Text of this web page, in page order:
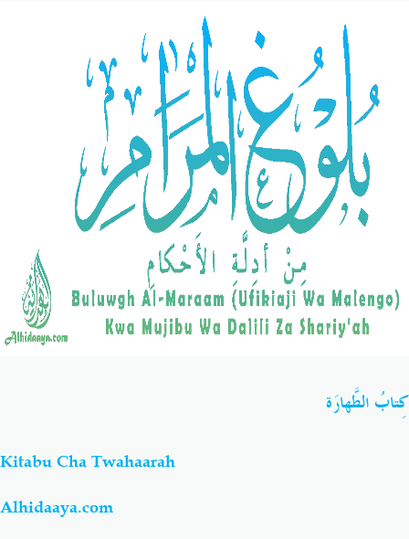
Salaf Wa Ummah Firaq-Makundi
Fiqh-Ibaadah Duaa-Adhkaar
Fataawa Za Ulamaa Kauli Za Salaf
Akhlaaq-Aadaab Raqaaiq
Familia-Jamii Maswali-Majibu
Chemsha Bongo Vitabu
كِتابُ الطَّهارَة
Kitabu Cha Twahaarah
Alhidaaya.com